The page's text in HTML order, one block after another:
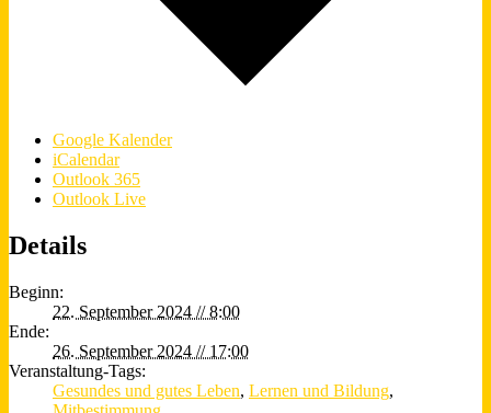
Google Kalender
iCalendar
Outlook 365
Outlook Live
Details
Beginn:
22. September 2024 // 8:00
Ende:
26. September 2024 // 17:00
Veranstaltung-Tags:
Gesundes und gutes Leben, Lernen und Bildung,